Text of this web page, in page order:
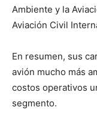
Ambiente y la
Aviación Civil
En resumen, sus
avión mucho más
costos operativos
segmento.